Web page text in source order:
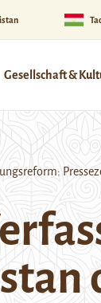
Gesellschaft &